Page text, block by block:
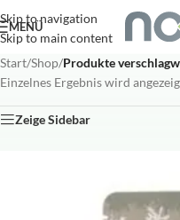
Skip to navigation
Skip to main content
Versandkostenfreie
MENÜ
Start/Shop/Produkte
Einzelnes Ergebnis wird
Zeige Sidebar